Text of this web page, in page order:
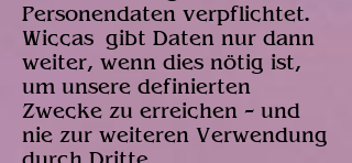
Personendaten verpflichtet.
Wiccas gibt Daten nur dann
weiter, wenn dies nötig ist,
um unsere definierten
Zwecke zu erreichen – und
nie zur weiteren Verwendung